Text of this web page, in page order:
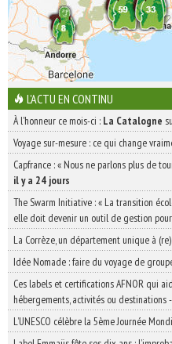
L'ACTU EN CONTINU
À l'honneur ce mois-ci : La Catalogne
Voyage sur-mesure : ce qui change
Capfrance : « Nous ne parlons plus de
il y a 24 jours
The Swarm Initiative : « La transition
elle doit devenir un outil de gestion
La Corrèze, un département unique à
Idée Nomade : faire du voyage de
Ces labels et certifications AFNOR qui
hébergements, activités ou destinations-
L’UNESCO célèbre la 5ème Journée